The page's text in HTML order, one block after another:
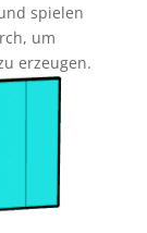
spielen
um
erzeugen.